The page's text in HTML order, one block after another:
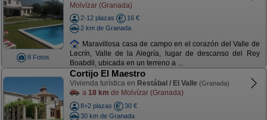
8 Fotos
Molvízar (Granada)
2-12 plazas
16 €
2 km de Granada
Maravillosa casa de campo en el corazón del Valle de
Lecrín, Valle de la Alegría, lugar de descanso del Rey
Boabdil, ubicada en un terreno a ...
Cortijo El Maestro
Vivienda turística en Restábal / El Valle (Granada)
a 18 km de Molvízar (Granada)
8+2 plazas
30 €
30 km de Granada